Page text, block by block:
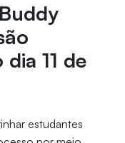
11 de
estudantes